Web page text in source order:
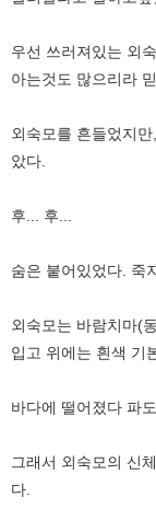
우선 쓰러져있는 외
아는것도 많으리라
외숙모를 흔들었지
았다.
후... 후...
숨은 붙어있었다. 죽
외숙모는 바람치마(
입고 위에는 흰색 기
바다에 떨어졌다 파
그래서 외숙모의 신
다.